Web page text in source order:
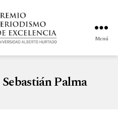
Menú
Sebastián Palma